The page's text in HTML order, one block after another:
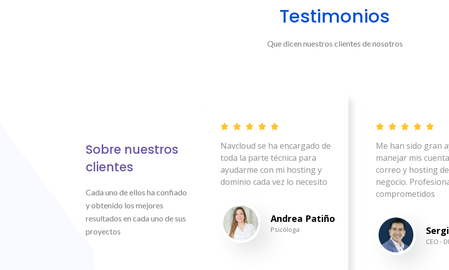
Testimonios
Que dicen nuestros clientes de nosotros
Sobre nuestros
clientes
Cada uno de ellos ha confiado
y obtenido los mejores
resultados en cada uno de sus
proyectos
He trabajado con NAVCloud
teniendo un gran servicio y
necesitado
Nelson Arias
Navcloud se ha encargado de
toda la parte técnica para
ayudarme con mi hosting y
dominio cada vez lo necesito
Andrea Patiño
Psicóloga
Me han sido gran
manejar mis
correo y hosting
negocio.
comprometidos
CEO -